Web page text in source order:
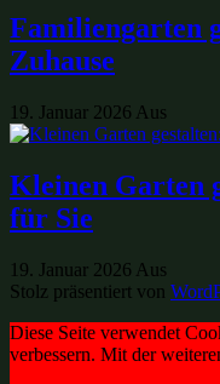
Familiengarten
Zuhause
19. Januar 2026 Aus
Kleinen Garten
für Sie
19. Januar 2026 Aus
Stolz präsentiert von
Diese Seite verwendet
verbessern. Mit der